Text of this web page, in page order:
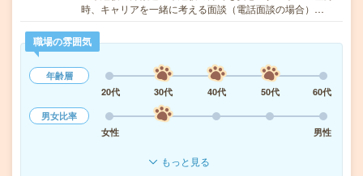
時、キャリアを一緒に考える面談（電話面談の場合）…
職場の雰囲気
年齢層
20代
30代 40代 50代
60代
男女比率
女性
男性
もっと見る